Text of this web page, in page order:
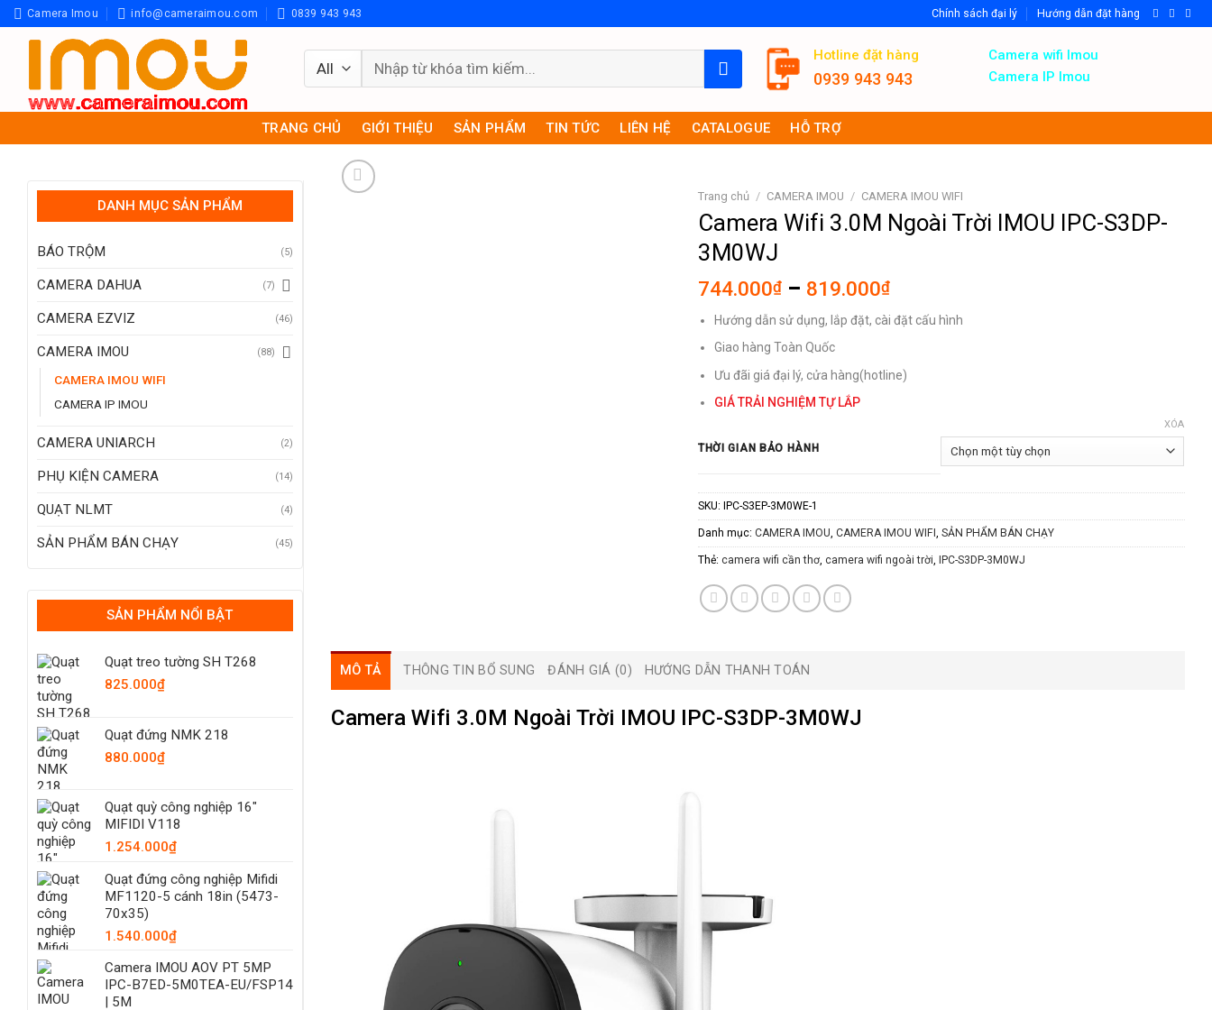
Skip
to
Camera Imou info@cameraimou.com 0839 943 943 Chính sách đại lý Hướng dẫn đặt hàng
Tìm
kiếm:
Hotline đặt hàng
0939 943 943
Camera wifi Imou
Camera IP Imou
TRANG CHỦ GIỚI THIỆU SẢN PHẨM TIN TỨC LIÊN HỆ CATALOGUE HỖ TRỢ
DANH MỤC SẢN PHẨM
BÁO TRỘM (5)
CAMERA DAHUA (7)
CAMERA EZVIZ (46)
CAMERA IMOU (88)
CAMERA IMOU WIFI
CAMERA IP IMOU
CAMERA UNIARCH (2)
PHỤ KIỆN CAMERA (14)
QUẠT NLMT (4)
SẢN PHẨM BÁN CHẠY (45)
SẢN PHẨM NỔI BẬT
Quạt treo tường SH T268
825.000₫
Quạt đứng NMK 218
880.000₫
Quạt quỳ công nghiệp 16"
MIFIDI V118
1.254.000₫
Quạt đứng công nghiệp Mifidi
MF1120-5 cánh 18in (5473-
70x35)
1.540.000₫
Camera IMOU AOV PT 5MP
IPC-B7ED-5M0TEA-EU/FSP14
| 5M
Trang chủ / CAMERA IMOU / CAMERA IMOU WIFI
Camera Wifi 3.0M Ngoài Trời IMOU IPC-S3DP-
3M0WJ
744.000₫ – 819.000₫Khoảng
từ
đến
819.000₫
Hướng dẫn sử dụng, lắp đặt, cài đặt cấu hình
Giao hàng Toàn Quốc
Ưu đãi giá đại lý, cửa hàng(hotline)
GIÁ TRẢI NGHIỆM TỰ LẮP
THỜI GIAN BẢO HÀNH
XÓA
SKU:IPC-S3EP-3M0WE-1
Danh mục:CAMERA IMOU,CAMERA IMOU WIFI,SẢN PHẨM BÁN CHẠY
Thẻ:camera wifi cần thơ,camera wifi ngoài trời,IPC-S3DP-3M0WJ
MÔ TẢ THÔNG TIN BỔ SUNG ĐÁNH GIÁ (0) HƯỚNG DẪN THANH TOÁN
Camera Wifi 3.0M Ngoài Trời IMOU IPC-S3DP-3M0WJ